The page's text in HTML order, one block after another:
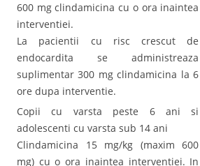
600 mg clindamicina cu o ora inaintea
interventiei.
La pacientii cu risc crescut de
endocardita se administreaza
suplimentar 300 mg clindamicina la 6
ore dupa interventie.
Copii cu varsta peste 6 ani si
adolescenti cu varsta sub 14 ani
Clindamicina 15 mg/kg (maxim 600
mg) cu o ora inaintea interventiei. In